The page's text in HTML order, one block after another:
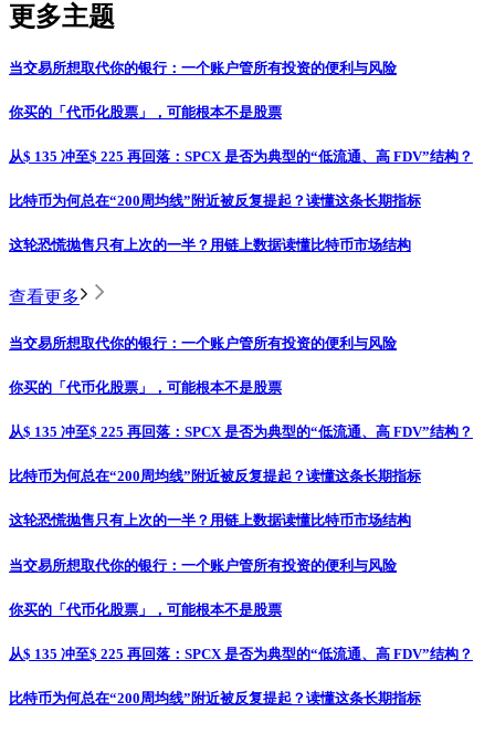
更多主题
当交易所想取代你的银行：一个账户管所有投资的便利与风险
你买的「代币化股票」，可能根本不是股票
从$ 135 冲至$ 225 再回落：SPCX 是否为典型的“低流通、高 FDV”结构？
比特币为何总在“200周均线”附近被反复提起？读懂这条长期指标
这轮恐慌抛售只有上次的一半？用链上数据读懂比特币市场结构
查看更多
当交易所想取代你的银行：一个账户管所有投资的便利与风险
你买的「代币化股票」，可能根本不是股票
从$ 135 冲至$ 225 再回落：SPCX 是否为典型的“低流通、高 FDV”结构？
比特币为何总在“200周均线”附近被反复提起？读懂这条长期指标
这轮恐慌抛售只有上次的一半？用链上数据读懂比特币市场结构
当交易所想取代你的银行：一个账户管所有投资的便利与风险
你买的「代币化股票」，可能根本不是股票
从$ 135 冲至$ 225 再回落：SPCX 是否为典型的“低流通、高 FDV”结构？
比特币为何总在“200周均线”附近被反复提起？读懂这条长期指标